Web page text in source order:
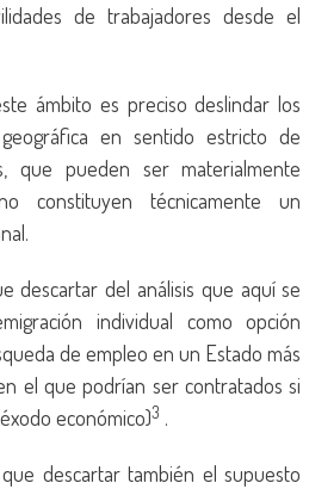
de trabajadores desde el
ámbito es preciso deslindar los
en sentido estricto de
que pueden ser materialmente
constituyen técnicamente un
descartar del análisis que aquí se
individual como opción
de empleo en un Estado más
el que podrían ser contratados si
económico)3 .
descartar también el supuesto